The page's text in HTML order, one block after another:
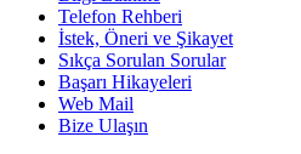
Telefon Rehberi
İstek, Öneri ve Şikayet
Sıkça Sorulan Sorular
Başarı Hikayeleri
Web Mail
Bize Ulaşın